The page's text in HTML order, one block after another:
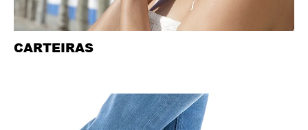
CARTEIRAS